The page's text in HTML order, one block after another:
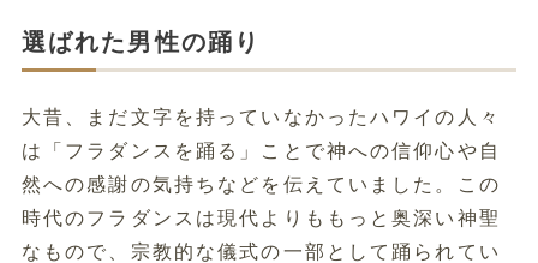
選ばれた男性の踊り
大昔、まだ文字を持っていなかったハワイの人々
は「フラダンスを踊る」ことで神への信仰心や自
然への感謝の気持ちなどを伝えていました。この
時代のフラダンスは現代よりももっと奥深い神聖
なもので、宗教的な儀式の一部として踊られてい